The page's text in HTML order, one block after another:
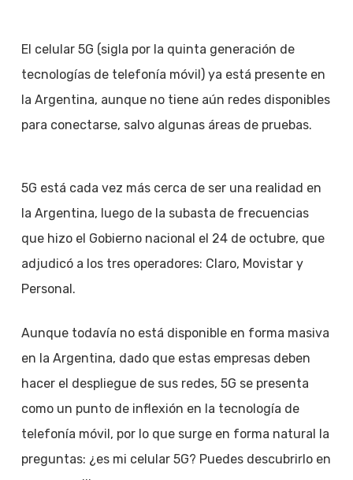
El celular 5G (sigla por la quinta generación de
tecnologías de telefonía móvil) ya está presente en
la Argentina, aunque no tiene aún redes disponibles
para conectarse, salvo algunas áreas de pruebas.
5G está cada vez más cerca de ser una realidad en
la Argentina, luego de la subasta de frecuencias
que hizo el Gobierno nacional el 24 de octubre, que
adjudicó a los tres operadores: Claro, Movistar y
Personal.
Aunque todavía no está disponible en forma masiva
en la Argentina, dado que estas empresas deben
hacer el despliegue de sus redes, 5G se presenta
como un punto de inflexión en la tecnología de
telefonía móvil, por lo que surge en forma natural la
preguntas: ¿es mi celular 5G? Puedes descubrirlo en